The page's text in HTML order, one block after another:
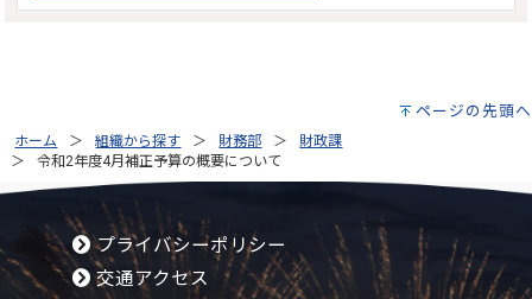
ページの先頭へ
ホーム 組織から探す 財務部
財政課
令和2年度4月補正予算の概要について
プライバシーポリシー
交通アクセス